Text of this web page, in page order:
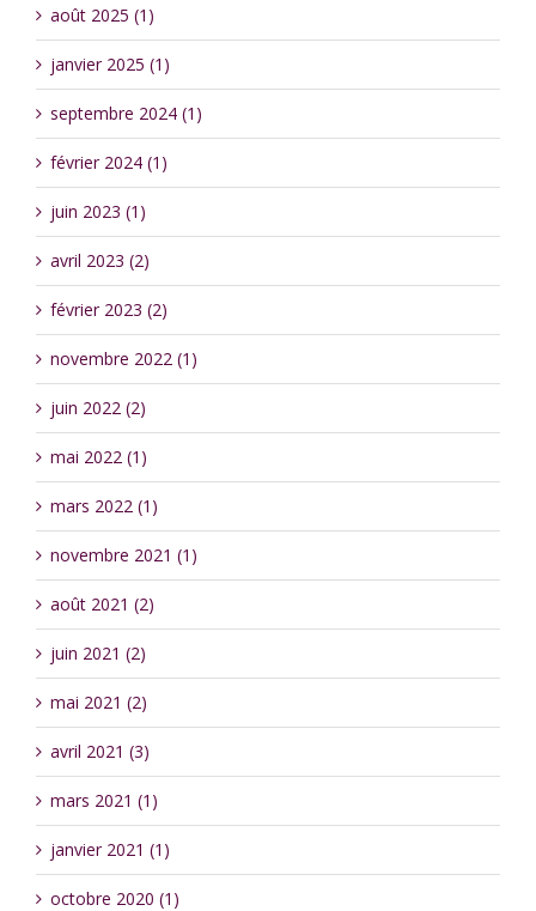
août 2025 (1)
janvier 2025 (1)
septembre 2024 (1)
février 2024 (1)
juin 2023 (1)
avril 2023 (2)
février 2023 (2)
novembre 2022 (1)
juin 2022 (2)
mai 2022 (1)
mars 2022 (1)
novembre 2021 (1)
août 2021 (2)
juin 2021 (2)
mai 2021 (2)
avril 2021 (3)
mars 2021 (1)
janvier 2021 (1)
octobre 2020 (1)